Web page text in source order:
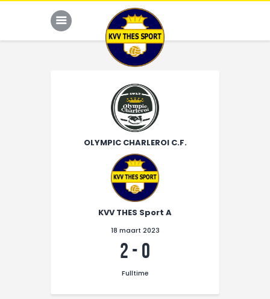
JONG THES
OLYMPIC CHARLEROI C.F.
KVV THES Sport A
18 maart 2023
2 - 0
Fulltime